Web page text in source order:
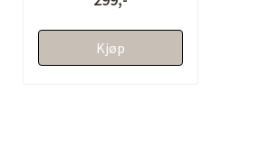
Kjøp